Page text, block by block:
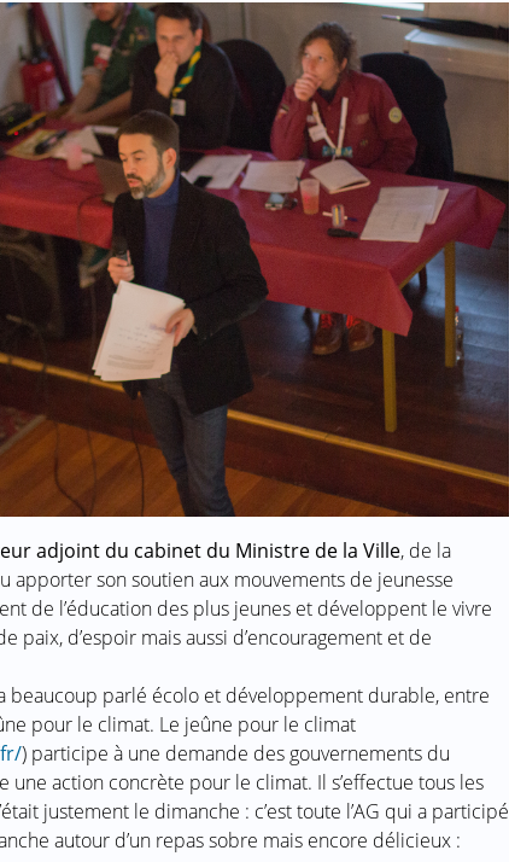
adjoint du cabinet du Ministre de la Ville, de la
apporter son soutien aux mouvements de jeunesse
de l’éducation des plus jeunes et développent le vivre
paix, d’espoir mais aussi d’encouragement et de
beaucoup parlé écolo et développement durable, entre
pour le climat. Le jeûne pour le climat
) participe à une demande des gouvernements du
action concrète pour le climat. Il s’effectue tous les
justement le dimanche : c’est toute l’AG qui a participé
autour d’un repas sobre mais encore délicieux :